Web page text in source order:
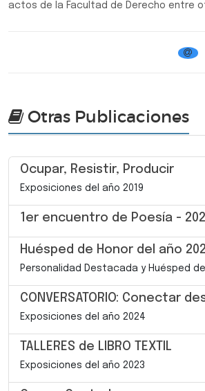
actos de la Facultad de Derecho entre
Otras Publicaciones
Ocupar, Resistir, Producir
Exposiciones del año 2019
1er encuentro de Poesía -
Huésped de Honor del año
Personalidad Destacada y Huésped
CONVERSATORIO: Conectar
Exposiciones del año 2024
TALLERES de LIBRO TEXTIL
Exposiciones del año 2023